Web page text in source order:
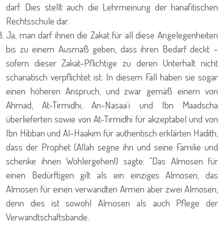
darf. Dies stellt auch die Lehrmeinung der hanafitischen
Rechtsschule dar.
Ja, man darf ihnen die Zakat für all diese Angelegenheiten
bis zu einem Ausmaß geben, dass ihren Bedarf deckt –
sofern dieser Zakat-Pflichtige zu deren Unterhalt nicht
schariatisch verpflichtet ist. In diesem Fall haben sie sogar
einen höheren Anspruch, und zwar gemäß einem von
Ahmad, At-Tirmidhi, An-Nasaa`i und Ibn Maadscha
überlieferten sowie von At-Tirmidhi für akzeptabel und von
Ibn Hibban und Al-Haakim für authentisch erklärten Hadith,
dass der Prophet (Allah segne ihn und seine Familie und
schenke ihnen Wohlergehen!) sagte: "Das Almosen für
einen Bedürftigen gilt als ein einziges Almosen, das
Almosen für einen verwandten Armen aber zwei Almosen,
denn dies ist sowohl Almosen als auch Pflege der
Verwandtschaftsbande.